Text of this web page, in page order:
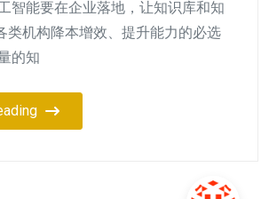
智能要在企业落地，让知识库和知
类机构降本增效、提升能力的必选
的知